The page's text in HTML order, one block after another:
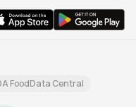
FoodData Central